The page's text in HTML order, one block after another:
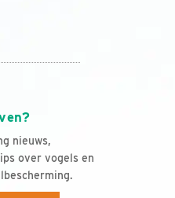
nieuws,
over vogels en